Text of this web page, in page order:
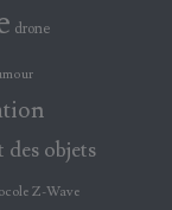
drone
objets
Z-Wave